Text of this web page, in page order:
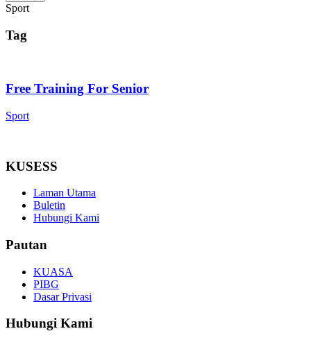
Sport
Tag
Free Training For Senior
Sport
KUSESS
Laman Utama
Buletin
Hubungi Kami
Pautan
KUASA
PIBG
Dasar Privasi
Hubungi Kami